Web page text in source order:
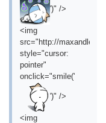
')" />
<img
src="http://
style="cursor:
pointer"
onclick="smile('
')" />
<img